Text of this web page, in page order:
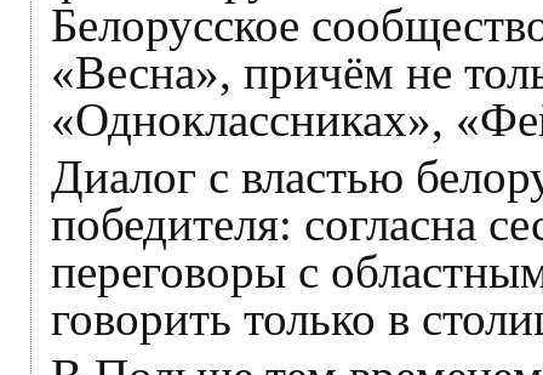
Белорусское
«Весна», причём не
«Одноклассниках»,
Диалог с властью
победителя: согласна
переговоры с
говорить только в